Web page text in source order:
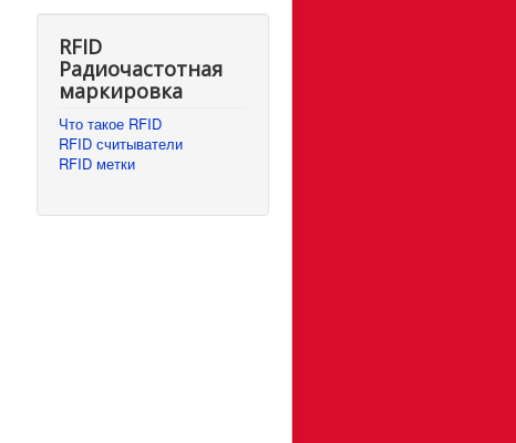
RFID
Радиочастотная
маркировка
Что такое RFID
RFID считыватели
RFID метки